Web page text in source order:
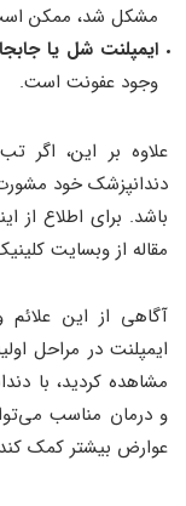
مشکل شد، ممکن است
ایمپلنت شل یا
وجود عفونت است.
علاوه بر این، اگر
دندانپزشک خود
باشد. برای اطلاع از
مقاله از وبسایت
آگاهی از این
ایمپلنت در مراحل
مشاهده کردید، با
و درمان مناسب
عوارض بیشتر کمک